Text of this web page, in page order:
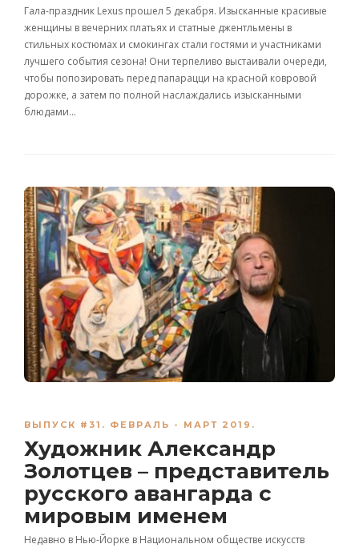
Гала-праздник Lexus прошел 5 декабря. Изысканные красивые
женщины в вечерних платьях и статные джентльмены в
стильных костюмах и смокингах стали гостями и участниками
лучшего события сезона! Они терпеливо выстаивали очереди,
чтобы попозировать перед папарацци на красной ковровой
дорожке, а затем по полной наслаждались изысканными
блюдами…
ВЫПУСК #31. ФЕВРАЛЬ - МАРТ 2019.
Художник Александр
Золотцев – представитель
русского авангарда с
мировым именем
Недавно в Нью-Йорке в Национальном обществе искусств